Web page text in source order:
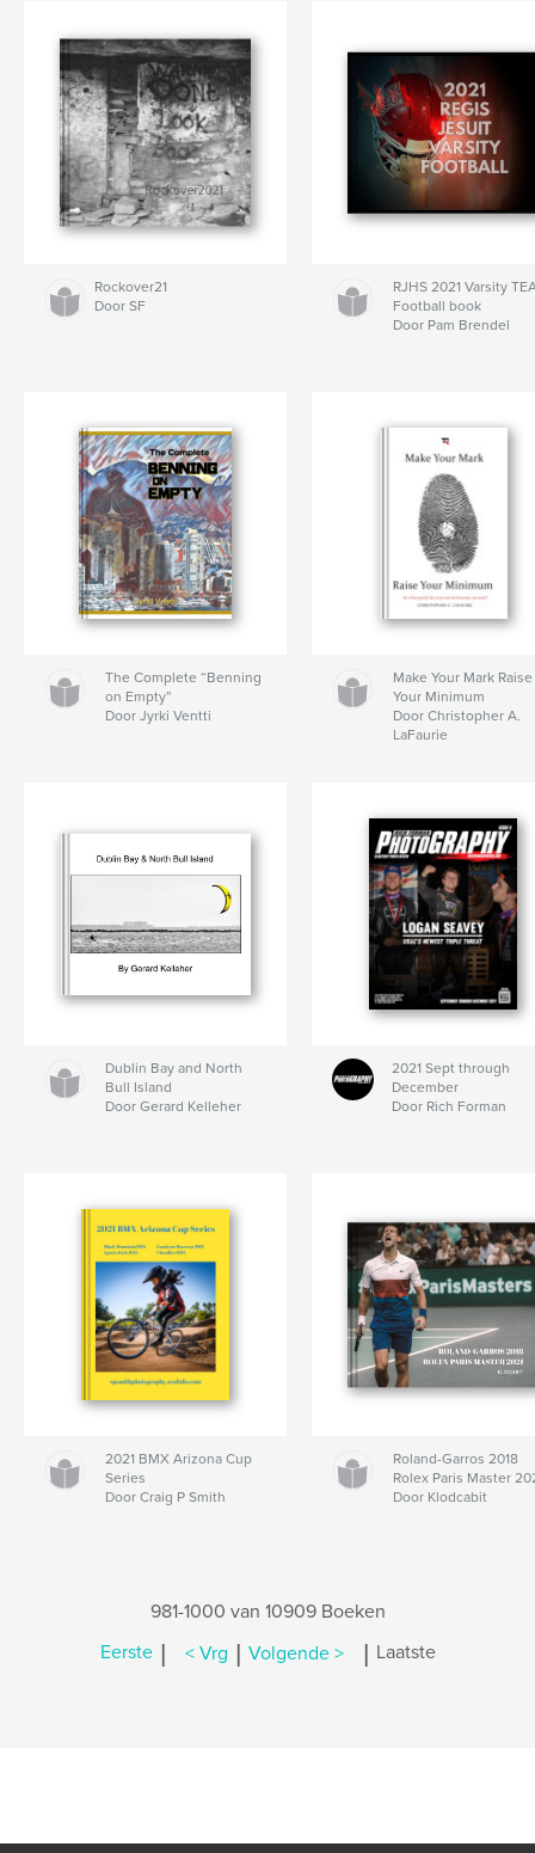
Rockover21
Door SF
RJHS 2021 Varsity
Football book
Door Pam Brendel
The Complete “Benning
on Empty”
Door Jyrki Ventti
Make Your Mark Raise
Your Minimum
Door Christopher A.
LaFaurie
Dublin Bay and North
Bull Island
Door Gerard Kelleher
2021 Sept through
December
Door Rich Forman
2021 BMX Arizona Cup
Series
Door Craig P Smith
Roland-Garros 2018
Rolex Paris Master
Door Klodcabit
981-1000 van 10909 Boeken
Eerste | < Vrg | Volgende > | Laatste